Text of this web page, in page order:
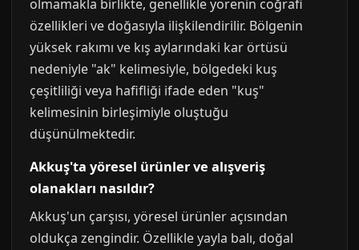
olmamakla birlikte, genellikle yörenin coğrafi
özellikleri ve doğasıyla ilişkilendirilir. Bölgenin
yüksek rakımı ve kış aylarındaki kar örtüsü
nedeniyle "ak" kelimesiyle, bölgedeki kuş
çeşitliliği veya hafifliği ifade eden "kuş"
kelimesinin birleşimiyle oluştuğu
düşünülmektedir.
Akkuş'ta yöresel ürünler ve alışveriş
olanakları nasıldır?
Akkuş'un çarşısı, yöresel ürünler açısından
oldukça zengindir. Özellikle yayla balı, doğal